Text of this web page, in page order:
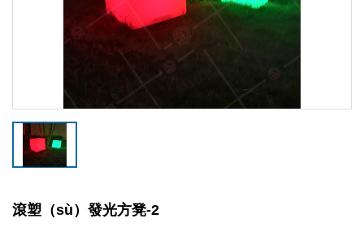
滾塑（sù）發光方凳-2